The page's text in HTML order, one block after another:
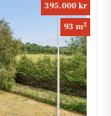
395.000 kr
93 m2